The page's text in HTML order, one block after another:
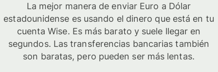
La mejor manera de enviar Euro a Dólar
estadounidense es usando el dinero que está en tu
cuenta Wise. Es más barato y suele llegar en
segundos. Las transferencias bancarias también
son baratas, pero pueden ser más lentas.